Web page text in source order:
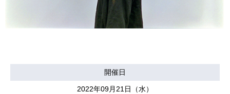
開催日
2022年09月21日（水）